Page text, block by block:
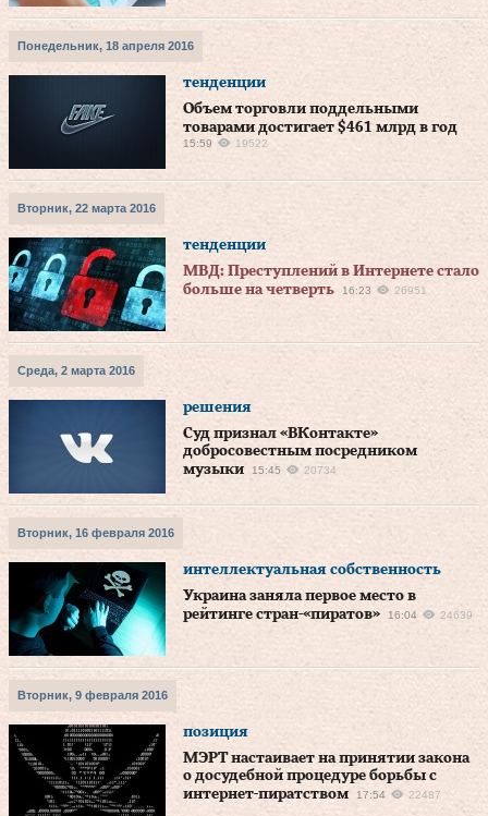
Понедельник, 18 апреля 2016
тенденции
Объем торговли поддельными
товарами достигает $461 млрд в год
15:59 19522
Вторник, 22 марта 2016
тенденции
МВД: Преступлений в Интернете стало
больше на четверть
16:23 26951
Среда, 2 марта 2016
решения
Суд признал «ВКонтакте»
добросовестным посредником
музыки
15:45 20734
Вторник, 16 февраля 2016
интеллектуальная собственность
Украина заняла первое место в
рейтинге стран-«пиратов»
16:04 24639
Вторник, 9 февраля 2016
позиция
МЭРТ настаивает на принятии закона
о досудебной процедуре борьбы с
интернет-пиратством
17:54 22487